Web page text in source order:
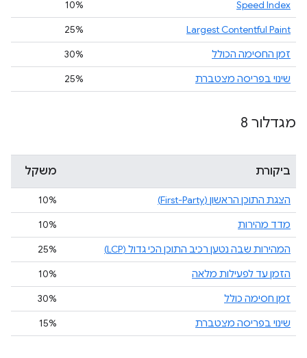
Speed Index
10%
Largest Contentful Paint
25%
זמן החסימה הכולל
‎30%‎
שינוי בפריסה מצטברת
25%
מגדלור 8
ביקורת משקל
הצגת התוכן הראשון (First-Party)
10%
מדד מהירות
10%
המהירות שבה נטען רכיב התוכן הכי גדול (LCP)
25%
הזמן עד לפעילות מלאה
10%
זמן חסימה כולל
‎30%‎
שינוי בפריסה מצטברת
15%